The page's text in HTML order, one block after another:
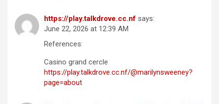
https://play.talkdrove.cc.nf says:
June 22, 2026 at 12:39 AM
References:
Casino grand cercle
https://play.talkdrove.cc.nf/@marilynsweeney?
page=about